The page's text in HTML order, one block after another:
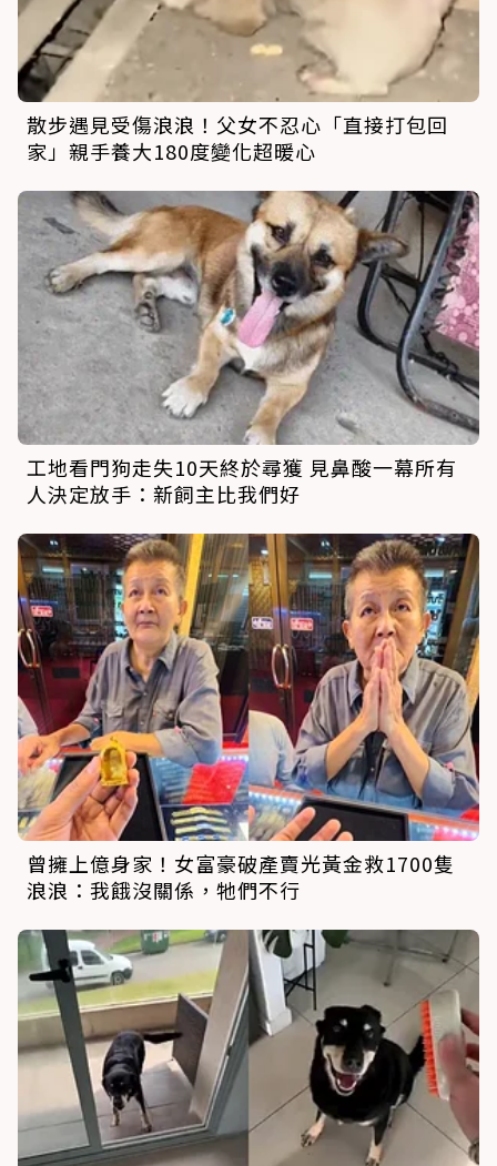
散步遇見受傷浪浪！父女不忍心「直接打包回
家」親手養大180度變化超暖心
工地看門狗走失10天終於尋獲 見鼻酸一幕所有
人決定放手：新飼主比我們好
曾擁上億身家！女富豪破產賣光黃金救1700隻
浪浪：我餓沒關係，牠們不行